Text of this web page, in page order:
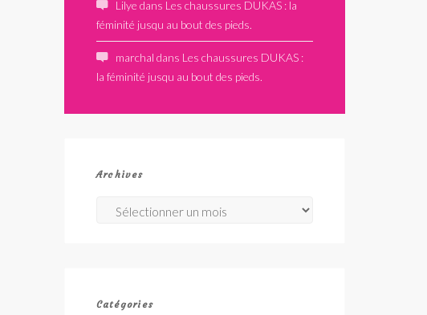
Lilye dans Les chaussures DUKAS : la
féminité jusqu au bout des pieds.
marchal dans Les chaussures DUKAS :
la féminité jusqu au bout des pieds.
Archives
Catégories